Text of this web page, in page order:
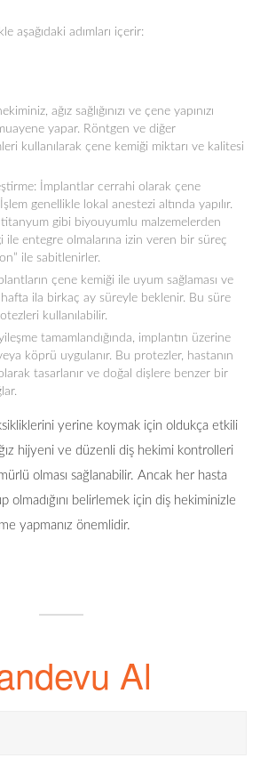
aşağıdaki adımları içerir:
ağız sağlığınızı ve çene yapınızı
yapar. Röntgen ve diğer
kullanılarak çene kemiği miktarı ve kalitesi
İmplantlar cerrahi olarak çene
genellikle lokal anestezi altında yapılır.
titanyum gibi biyouyumlu malzemelerden
ile entegre olmalarına izin veren bir süreç
ile sabitlenirler.
çene kemiği ile uyum sağlaması ve
ila birkaç ay süreyle beklenir. Bu süre
kullanılabilir.
tamamlandığında, implantın üzerine
köprü uygulanır. Bu protezler, hastanın
olarak tasarlanır ve doğal dişlere benzer bir
yerine koymak için oldukça etkili
hijyeni ve düzenli diş hekimi kontrolleri
olması sağlanabilir. Ancak her hasta
olmadığını belirlemek için diş hekiminizle
yapmanız önemlidir.
Al